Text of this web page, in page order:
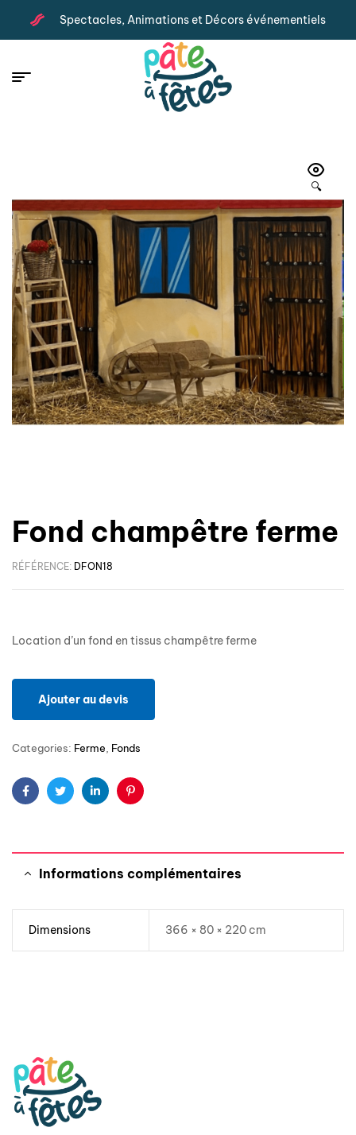
Spectacles, Animations et Décors événementiels
🔍
Fond champêtre ferme
RÉFÉRENCE: DFON18
Location d’un fond en tissus champêtre ferme
Ajouter au devis
Categories: Ferme Fonds
FacebookTwitterLinkedinPinterest
Informations complémentaires
Dimensions 366 × 80 × 220 cm